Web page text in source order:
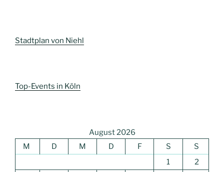
Stadtplan von Niehl
Top-Events in Köln
August 2026
M
D M D F S
S
1
2